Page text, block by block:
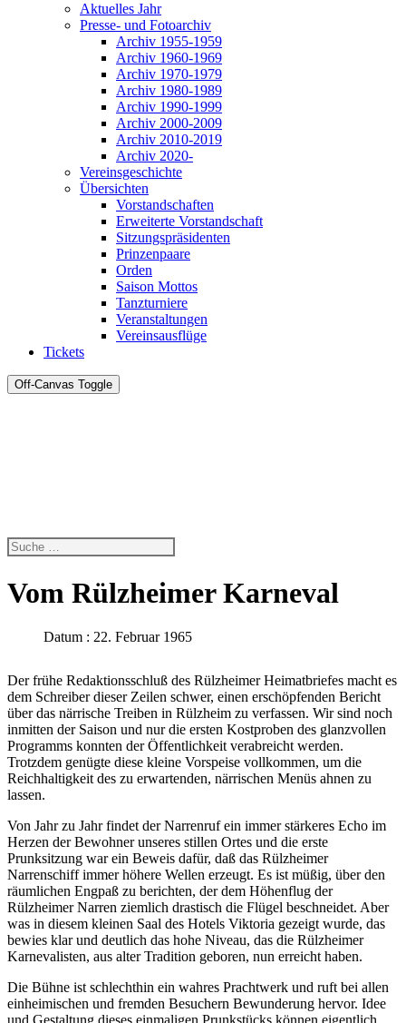
Aktuelles Jahr
Presse- und Fotoarchiv
Archiv 1955-1959
Archiv 1960-1969
Archiv 1970-1979
Archiv 1980-1989
Archiv 1990-1999
Archiv 2000-2009
Archiv 2010-2019
Archiv 2020-
Vereinsgeschichte
Übersichten
Vorstandschaften
Erweiterte Vorstandschaft
Sitzungspräsidenten
Prinzenpaare
Orden
Saison Mottos
Tanzturniere
Veranstaltungen
Vereinsausflüge
Tickets
Off-Canvas Toggle
Vom Rülzheimer Karneval
Datum : 22. Februar 1965
Der frühe Redaktionsschluß des Rülzheimer Heimatbriefes macht es
dem Schreiber dieser Zeilen schwer, einen erschöpfenden Bericht
über das närrische Treiben in Rülzheim zu verfassen. Wir sind noch
inmitten der Saison und nur die ersten Kostproben des glanzvollen
Programms konnten der Öffentlichkeit verabreicht werden.
Trotzdem genügte diese kleine Vorspeise vollkommen, um die
Reichhaltigkeit des zu erwartenden, närrischen Menüs ahnen zu
lassen.
Von Jahr zu Jahr findet der Narrenruf ein immer stärkeres Echo im
Herzen der Bewohner unseres stillen Ortes und die erste
Prunksitzung war ein Beweis dafür, daß das Rülzheimer
Narrenschiff immer höhere Wellen erzeugt. Es ist müßig, über den
räumlichen Engpaß zu berichten, der dem Höhenflug der
Rülzheimer Narren ziemlich drastisch die Flügel beschneidet. Aber
was in diesem kleinen Saal des Hotels Viktoria gezeigt wurde, das
bewies klar und deutlich das hohe Niveau, das die Rülzheimer
Karnevalisten, aus alter Tradition geboren, nun erreicht haben.
Die Bühne ist schlechthin ein wahres Prachtwerk und ruft bei allen
einheimischen und fremden Besuchern Bewunderung hervor. Idee
und Gestaltung dieses einmaligen Prunkstücks können eigentlich